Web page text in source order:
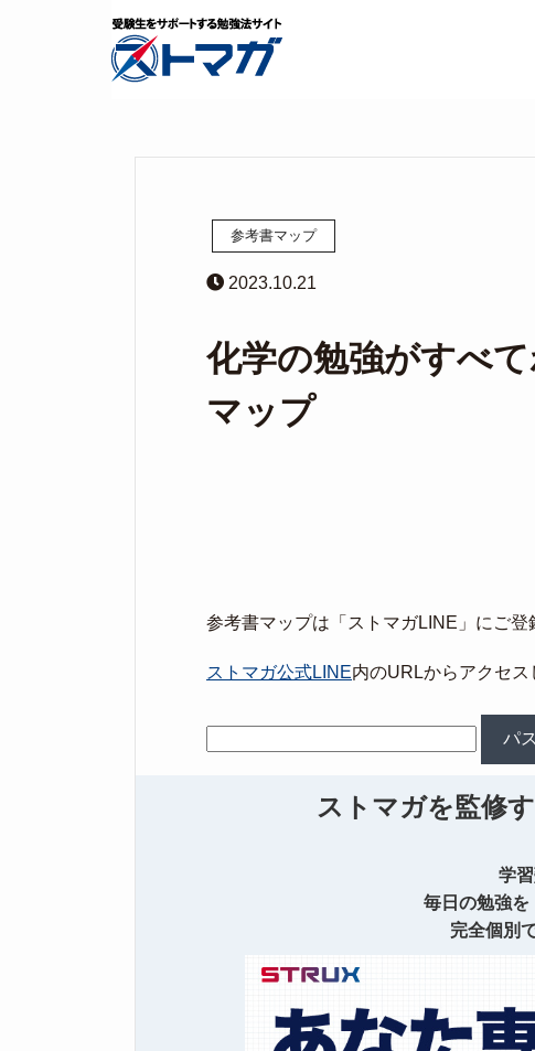
参考書マップ
2023.10.21
化学の勉強がすべ
マップ
参考書マップは「ストマガLINE」にご登
ストマガ公式LINE内のURLからアクセス
ストマガを監修
学
毎日の勉強を
完全個別